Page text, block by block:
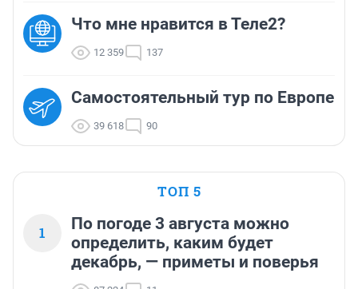
Что мне нравится в Теле2?
12 359 137
Самостоятельный тур по Европе
39 618 90
ТОП 5
1
По погоде 3 августа можно
определить, каким будет
декабрь, — приметы и поверья